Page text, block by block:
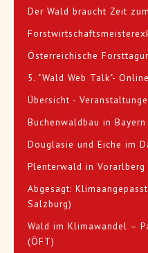
Der Wald braucht Zeit
Österreichische
5. "Wald Web Talk"-
Übersicht -
Buchenwaldbau in Bayern
Douglasie und Eiche im
Plenterwald in Vorarlberg
Abgesagt:
Salzburg)
Wald im Klimawandel –
(ÖFT)